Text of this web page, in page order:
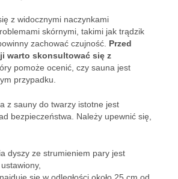
z widocznymi naczynkami
skórnymi, takimi jak trądzik
zachować czujność. Przed
warto skonsultować się z
pomoże ocenić, czy sauna jest
przypadku.
z sauny do twarzy istotne jest
bezpieczeństwa. Należy upewnić się,
dyszy ze strumieniem pary jest